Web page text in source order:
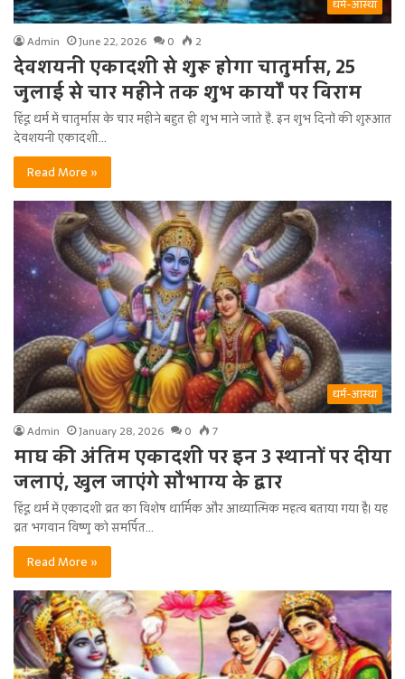
धर्म-आस्था
Admin June 22, 2026 0 2
देवशयनी एकादशी से शुरू होगा चातुर्मास, 25
जुलाई से चार महीने तक शुभ कार्यों पर विराम
हिंदू धर्म में चातुर्मास के चार महीने बहुत ही शुभ माने जाते हैं. इन शुभ दिनों की शुरुआत
देवशयनी एकादशी…
Read More »
धर्म-आस्था
Admin January 28, 2026 0 7
माघ की अंतिम एकादशी पर इन 3 स्थानों पर दीया
जलाएं, खुल जाएंगे सौभाग्य के द्वार
हिंदू धर्म में एकादशी व्रत का विशेष धार्मिक और आध्यात्मिक महत्व बताया गया है। यह
व्रत भगवान विष्णु को समर्पित…
Read More »